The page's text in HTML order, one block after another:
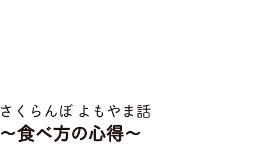
さくらんぼ よもやま話
〜食べ方の心得〜